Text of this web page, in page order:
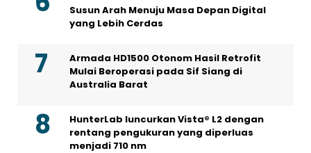
Susun Arah Menuju Masa Depan Digital
yang Lebih Cerdas
Armada HD1500 Otonom Hasil Retrofit
Mulai Beroperasi pada Sif Siang di
Australia Barat
HunterLab luncurkan Vista® L2 dengan
rentang pengukuran yang diperluas
menjadi 710 nm